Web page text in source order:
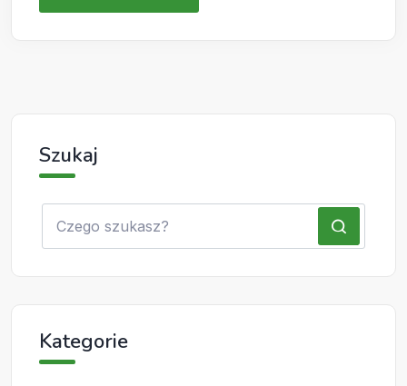
Szukaj
Kategorie